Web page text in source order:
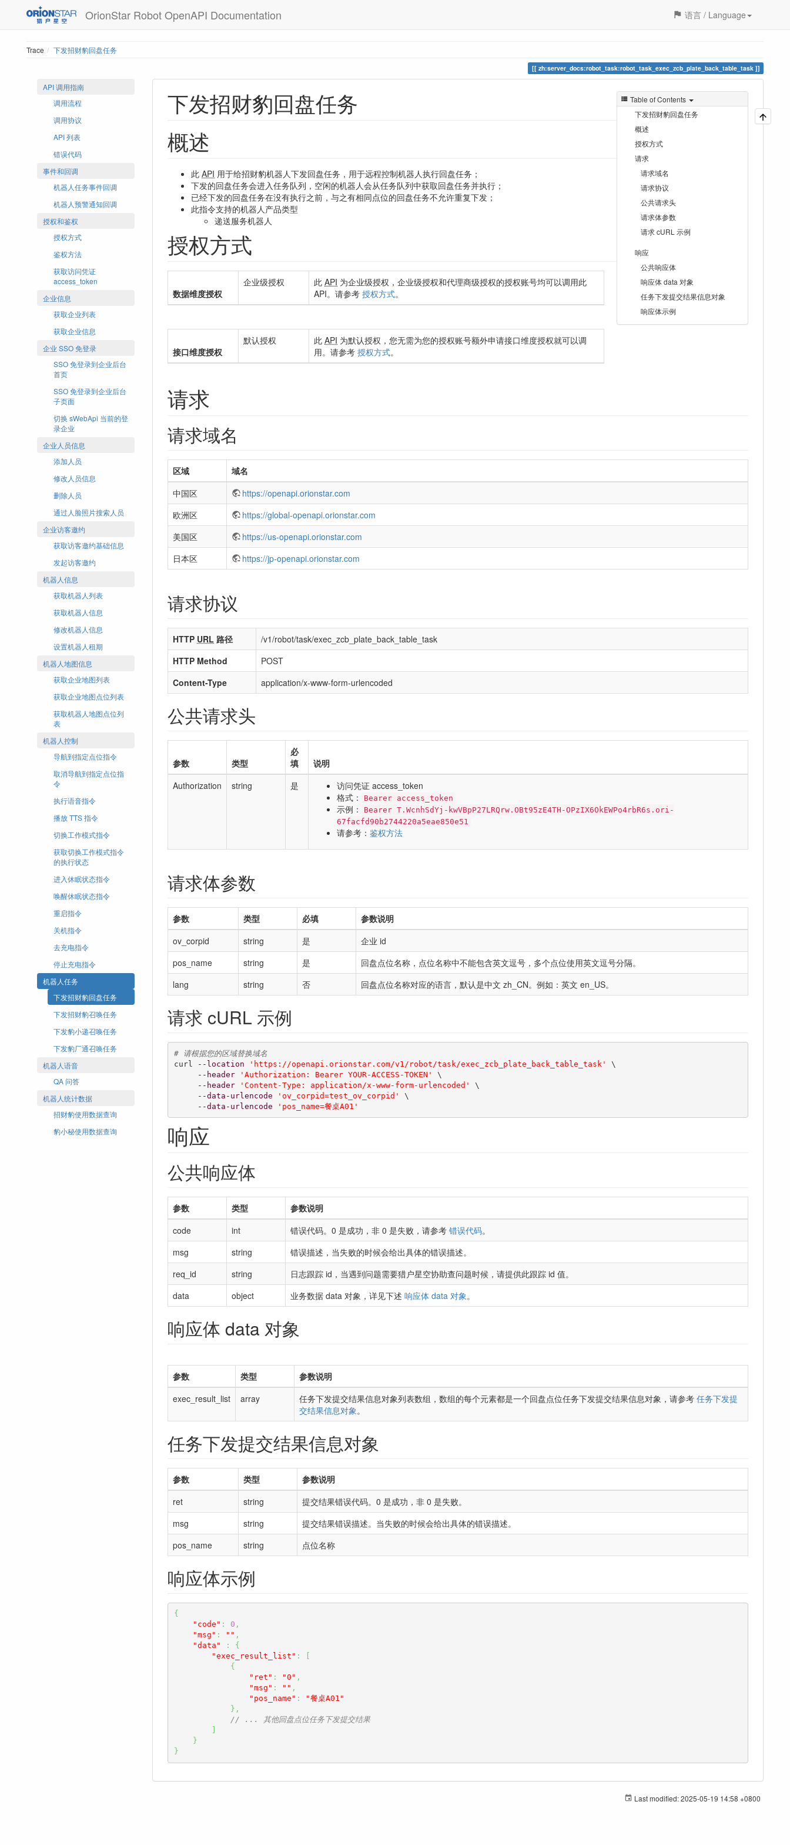
OrionStar Robot OpenAPI Documentation 语言 / Language
Trace 下发招财豹回盘任务
zh:server_docs:robot_task:robot_task_exec_zcb_plate_back_table_task
API 调用指南
调用流程
调用协议
API 列表
错误代码
事件和回调
机器人任务事件回调
机器人预警通知回调
授权和鉴权
授权方式
鉴权方法
获取访问凭证
access_token
企业信息
获取企业列表
获取企业信息
企业 SSO 免登录
SSO 免登录到企业后台
首页
SSO 免登录到企业后台
子页面
切换 sWebApi 当前的登
录企业
企业人员信息
添加人员
修改人员信息
删除人员
通过人脸照片搜索人员
企业访客邀约
获取访客邀约基础信息
发起访客邀约
机器人信息
获取机器人列表
获取机器人信息
修改机器人信息
设置机器人租期
机器人地图信息
获取企业地图列表
获取企业地图点位列表
获取机器人地图点位列
表
机器人控制
导航到指定点位指令
取消导航到指定点位指
令
执行语音指令
播放 TTS 指令
切换工作模式指令
获取切换工作模式指令
的执行状态
进入休眠状态指令
唤醒休眠状态指令
重启指令
关机指令
去充电指令
停止充电指令
机器人任务
下发招财豹回盘任务
下发招财豹召唤任务
下发豹小递召唤任务
下发豹厂通召唤任务
机器人语音
QA 问答
机器人统计数据
招财豹使用数据查询
豹小秘使用数据查询
Table of Contents
下发招财豹回盘任务
概述
授权方式
请求
请求域名
请求协议
公共请求头
请求体参数
请求 cURL 示例
响应
公共响应体
响应体 data 对象
任务下发提交结果信息对象
响应体示例
下发招财豹回盘任务
概述
此 API 用于给招财豹机器人下发回盘任务，用于远程控制机器人执行回盘任务；
下发的回盘任务会进入任务队列，空闲的机器人会从任务队列中获取回盘任务并执行；
已经下发的回盘任务在没有执行之前，与之有相同点位的回盘任务不允许重复下发；
此指令支持的机器人产品类型
递送服务机器人
授权方式
数据维度授权
企业级授权 此 API 为企业级授权，企业级授权和代理商级授权的授权账号均可以调用此
API。请参考 授权方式。
接口维度授权
默认授权 此 API 为默认授权，您无需为您的授权账号额外申请接口维度授权就可以调
用。请参考 授权方式。
请求
请求域名
区域
域名
中国区
https://openapi.orionstar.com
欧洲区
https://global-openapi.orionstar.com
美国区
https://us-openapi.orionstar.com
日本区
https://jp-openapi.orionstar.com
请求协议
HTTP URL 路径
/v1/robot/task/exec_zcb_plate_back_table_task
HTTP Method
POST
Content-Type
application/x-www-form-urlencoded
公共请求头
参数 类型
必
填
说明
Authorization
string 是
访问凭证 access_token
格式：
Bearer access_token
示例：
Bearer T.WcnhSdYj-kwVBpP27LRQrw.OBt95zE4TH-OPzIX6OkEWPo4rbR6s.ori-
67facfd90b2744220a5eae850e51
请参考： 鉴权方法
请求体参数
参数 类型 必填
参数说明
ov_corpid
string 是
企业 id
pos_name
string 是
回盘点位名称，点位名称中不能包含英文逗号，多个点位使用英文逗号分隔。
lang
string 否 回盘点位名称对应的语言，默认是中文 zh_CN。例如：英文 en_US。
请求 cURL 示例
# 请根据您的区域替换域名
curl
--location 'https://openapi.orionstar.com/v1/robot/task/exec_zcb_plate_back_table_task'
\
--header
'Authorization: Bearer YOUR-ACCESS-TOKEN'
\
--header
'Content-Type: application/x-www-form-urlencoded'
\
--data-urlencode
'ov_corpid=test_ov_corpid'
\
--data-urlencode
'pos_name=餐桌A01'
响应
公共响应体
参数 类型
参数说明
code
int 错误代码。0 是成功，非 0 是失败，请参考 错误代码。
msg
string
错误描述，当失败的时候会给出具体的错误描述。
req_id
string
日志跟踪 id，当遇到问题需要猎户星空协助查问题时候，请提供此跟踪 id 值。
data
object 业务数据 data 对象，详见下述 响应体 data 对象。
响应体 data 对象
参数 类型
参数说明
exec_result_list
array 任务下发提交结果信息对象列表数组，数组的每个元素都是一个回盘点位任务下发提交结果信息对象，请参考 任务下发提
交结果信息对象 。
任务下发提交结果信息对象
参数 类型
参数说明
ret
string
提交结果错误代码。0 是成功，非 0 是失败。
msg
string
提交结果错误描述。当失败的时候会给出具体的错误描述。
pos_name
string 点位名称
响应体示例
{
"code" : 0 ,
"msg" : "" ,
"data"
:
{
"exec_result_list" :
{
"ret" : "0" ,
"msg" : "" ,
"pos_name" :
"餐桌A01"
} ,
// ... 其他回盘点位任务下发提交结果
}
}
Last modified:2025-05-19 14:58 +0800